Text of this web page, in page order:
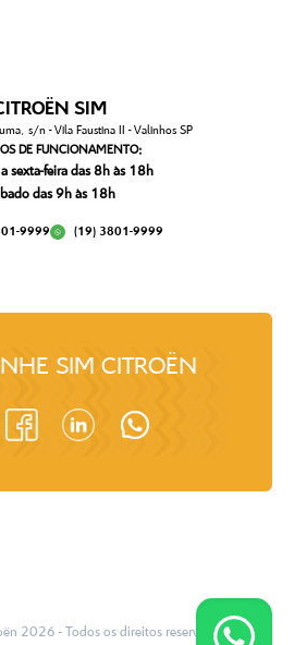
SIM
s/n - Vila Faustina II - Valinhos SP
DE FUNCIONAMENTO:
sexta-feira das 8h às 18h
das 9h às 18h
9999 (19) 3801-9999
SIM CITROËN
2026 - Todos os direitos reservados